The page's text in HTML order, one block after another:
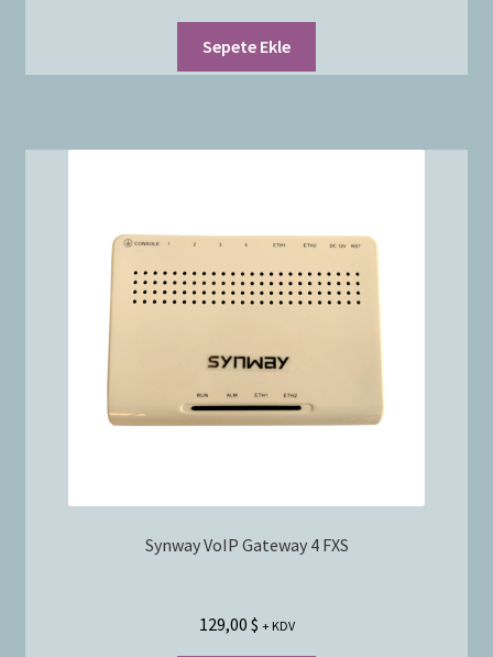
Sepete Ekle
Synway VoIP Gateway 4 FXS
129,00 $ + KDV